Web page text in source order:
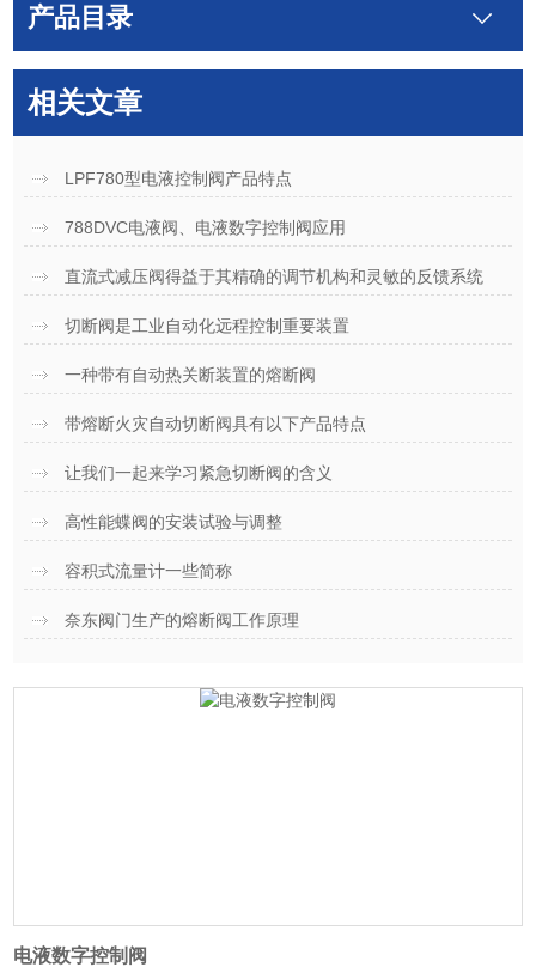
产品目录
相关文章
LPF780型电液控制阀产品特点
788DVC电液阀、电液数字控制阀应用
直流式减压阀得益于其精确的调节机构和灵敏的反馈系统
切断阀是工业自动化远程控制重要装置
一种带有自动热关断装置的熔断阀
带熔断火灾自动切断阀具有以下产品特点
让我们一起来学习紧急切断阀的含义
高性能蝶阀的安装试验与调整
容积式流量计一些简称
奈东阀门生产的熔断阀工作原理
电液数字控制阀